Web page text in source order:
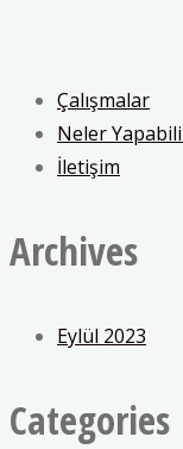
Çalışmalar
Neler
İletişim
Archives
Eylül 2023
Categories